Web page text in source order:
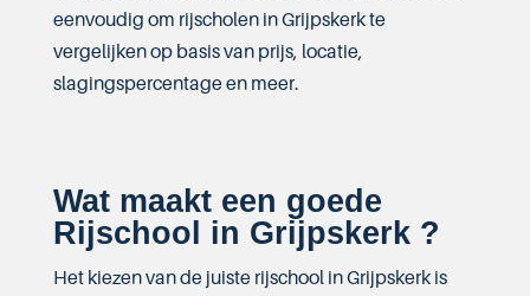
eenvoudig om rijscholen in Grijpskerk te
vergelijken op basis van prijs, locatie,
slagingspercentage en meer.
Wat maakt een goede
Rijschool in Grijpskerk ?
Het kiezen van de juiste rijschool in Grijpskerk is